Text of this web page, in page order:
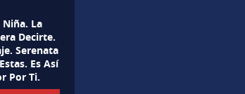
La
Decirte.
Serenata
Es Así
Por Ti.